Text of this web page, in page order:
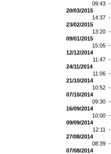
09:43 -
20/03/2015
14:37 -
23/02/2015
13:20 -
09/01/2015
15:05 -
12/12/2014
11:47 -
24/11/2014
11:06 -
21/10/2014
10:52 -
07/10/2014
09:30 -
16/09/2014
10:00 -
09/09/2014
12:11 -
27/08/2014
08:39 -
07/08/2014